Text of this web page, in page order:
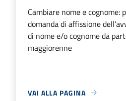
Cambiare nome e cognome:
domanda di affissione
di nome e/o cognome da
maggiorenne
VAI ALLA PAGINA